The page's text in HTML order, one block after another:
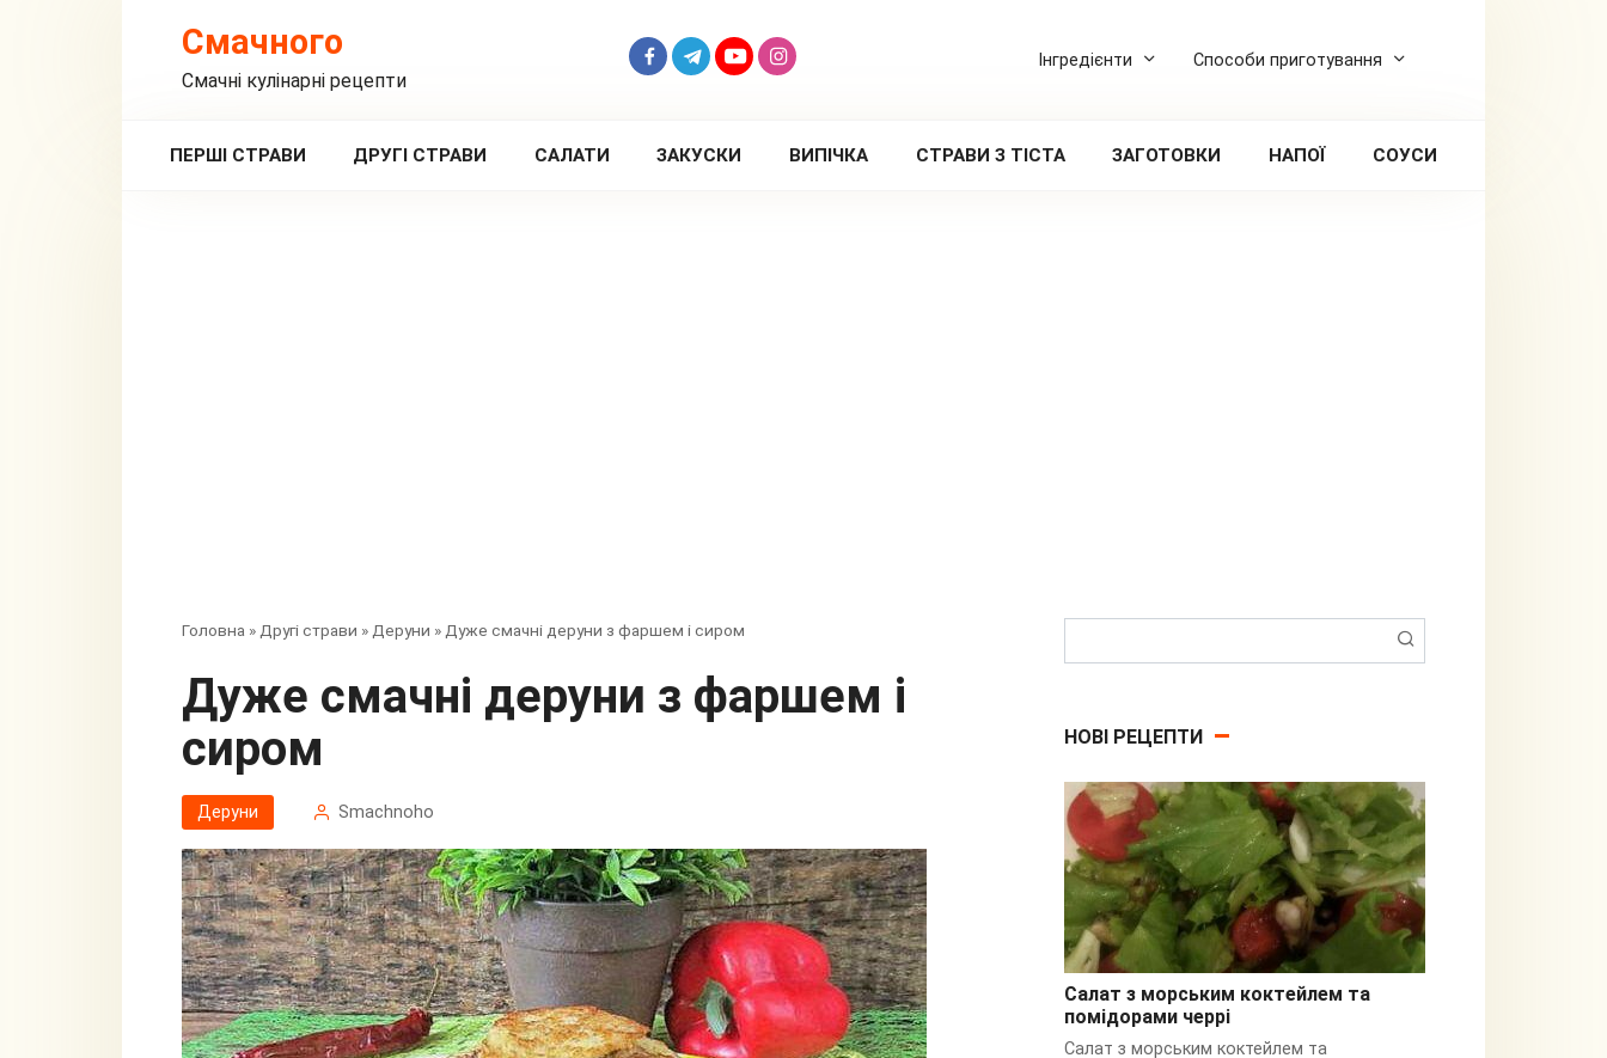
Смачного
Смачні кулінарні рецепти
Інгредієнти Способи приготування
ПЕРШІ СТРАВИ ДРУГІ СТРАВИ САЛАТИ ЗАКУСКИ ВИПІЧКА СТРАВИ З ТІСТА ЗАГОТОВКИ НАПОЇ СОУСИ
Головна » Другі страви » Деруни » Дуже смачні деруни з фаршем і сиром
Дуже смачні деруни з фаршем і
сиром
Деруни Smachnoho
НОВІ РЕЦЕПТИ
З кальмарами
Салат з морським коктейлем та
помідорами черрі
Салат з морським коктейлем та